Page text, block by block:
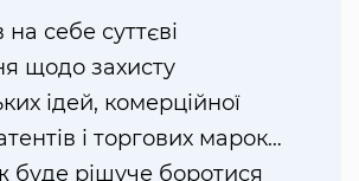
себе суттєві
щодо захисту
ідей, комерційної
і торгових марок…
буде рішуче боротися